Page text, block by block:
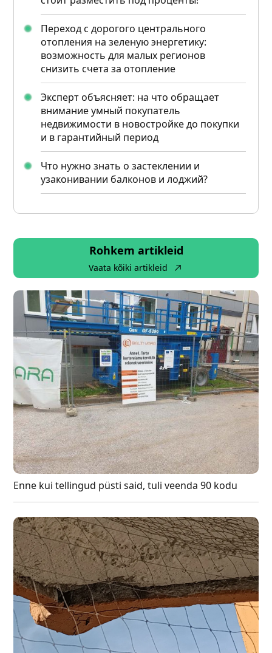
Переход с дорогого центрального
отопления на зеленую энергетику:
возможность для малых регионов
снизить счета за отопление
Эксперт объясняет: на что обращает
внимание умный покупатель
недвижимости в новостройке до покупки
и в гарантийный период
Что нужно знать о застеклении и
узаконивании балконов и лоджий?
Rohkem artikleid
Vaata kõiki artikleid
Enne kui tellingud püsti said, tuli veenda 90 kodu